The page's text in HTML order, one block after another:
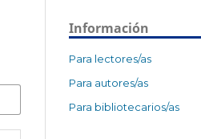
Información
Para lectores/as
Para autores/as
Para bibliotecarios/as